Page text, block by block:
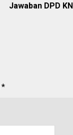
Jawaban DPD
*